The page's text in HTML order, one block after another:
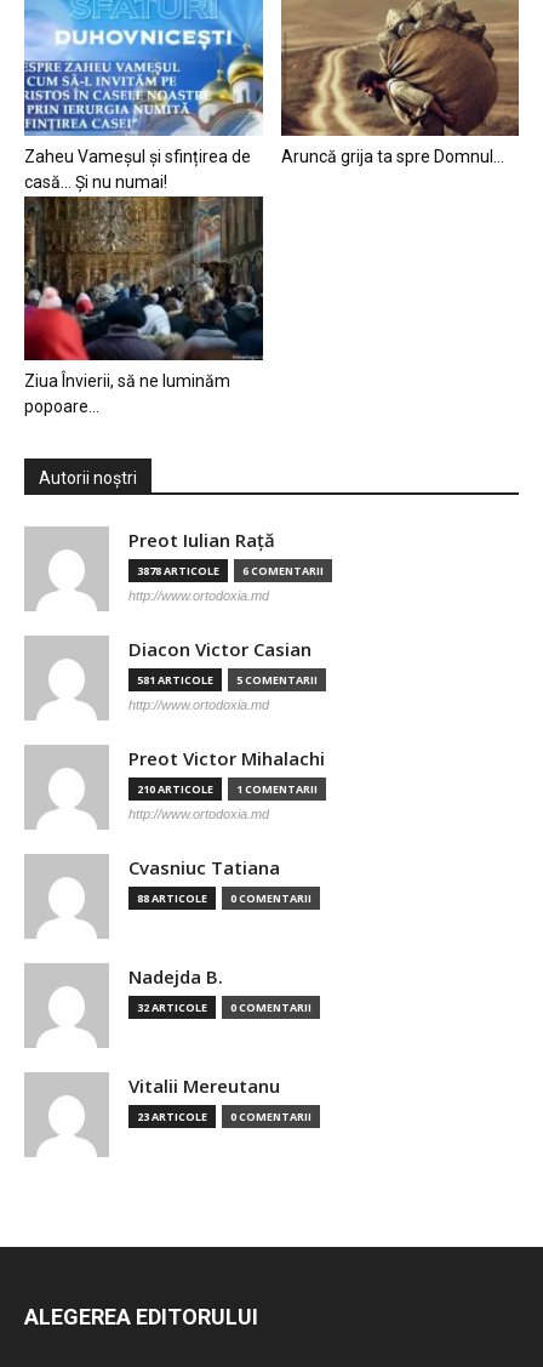
Zaheu Vameșul și sfințirea de
casă… Și nu numai!
Aruncă grija ta spre Domnul…
Ziua Învierii, să ne luminăm
popoare…
Autorii noștri
Preot Iulian Raţă
3878 ARTICOLE 6 COMENTARII
http://www.ortodoxia.md
Diacon Victor Casian
581 ARTICOLE 5 COMENTARII
http://www.ortodoxia.md
Preot Victor Mihalachi
210 ARTICOLE 1 COMENTARII
http://www.ortodoxia.md
Cvasniuc Tatiana
88 ARTICOLE 0 COMENTARII
Nadejda B.
32 ARTICOLE 0 COMENTARII
Vitalii Mereutanu
23 ARTICOLE 0 COMENTARII
ALEGEREA EDITORULUI